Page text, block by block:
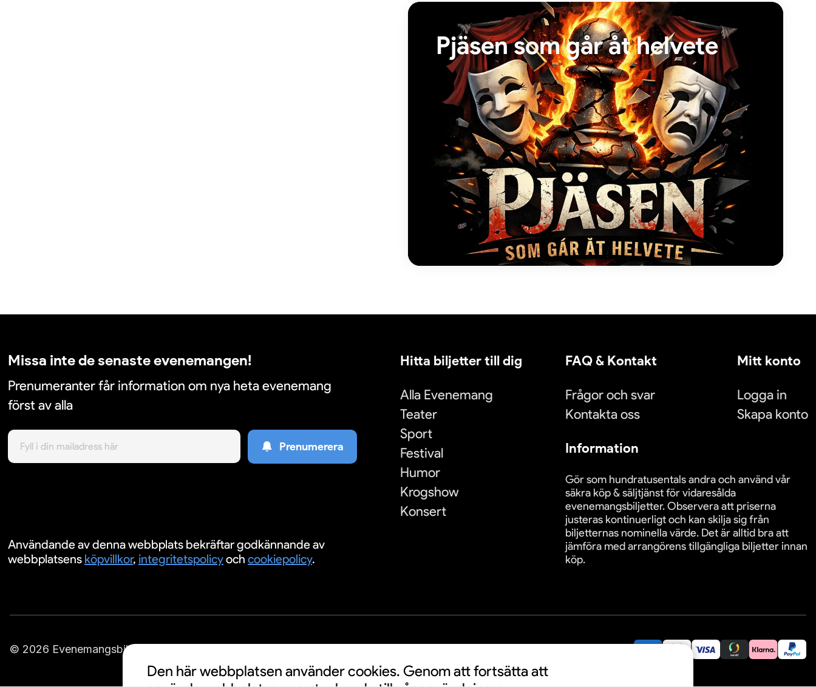
Pjäsen som går åt helvete
Missa inte de senaste evenemangen!
Prenumeranter får information om nya heta evenemang
först av alla
Prenumerera
Användande av denna webbplats bekräftar godkännande av
webbplatsens köpvillkor, integritetspolicyoch cookiepolicy.
Hitta biljetter till dig
Alla Evenemang
Teater
Sport
Festival
Humor
Krogshow
Konsert
FAQ & Kontakt
Frågor och svar
Kontakta oss
Mitt konto
Logga in
Skapa konto
Information
Gör som hundratusentals andra och använd vår
säkra köp & säljtjänst för vidaresålda
evenemangsbiljetter. Observera att priserna
justeras kontinuerligt och kan skilja sig från
biljetternas nominella värde. Det är alltid bra att
jämföra med arrangörens tillgängliga biljetter innan
köp.
© 2026 Evenemangsbiljetter.se
Den här webbplatsen använder cookies. Genom att fortsätta att